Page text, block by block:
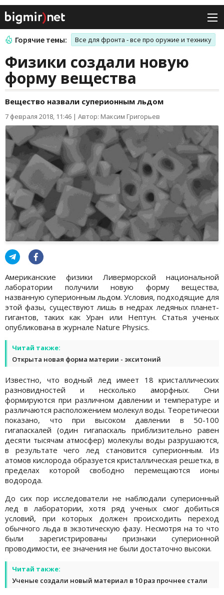
Горячие темы: Все для фронта - все про оружие и технику
Физики создали новую
форму вещества
Вещество назвали суперионным льдом
7 февраля 2018, 11:46 | Автор: Максим Григорьев
Американские физики Ливерморской национальной
лаборатории получили новую форму вещества,
названную суперионным льдом. Условия, подходящие для
этой фазы, существуют лишь в недрах ледяных планет-
гигантов, таких как Уран или Нептун. Статья ученых
опубликована в журнале Nature Physics.
Читай также:
Открыта новая форма материи - экситоний
Известно, что водный лед имеет 18 кристаллических
разновидностей и несколько аморфных. Они
формируются при различном давлении и температуре и
различаются расположением молекул воды. Теоретически
показано, что при высоком давлении в 50-100
гигапаскалей (один гигапаскаль приблизительно равен
десяти тысячам атмосфер) молекулы воды разрушаются,
в результате чего лед становится суперионным. Из
атомов кислорода образуется кристаллическая решетка, в
пределах которой свободно перемещаются ионы
водорода.
До сих пор исследователи не наблюдали суперионный
лед в лаборатории, хотя ряд ученых смог добиться
условий, при которых должен происходить переход
обычного льда в экзотическую фазу. Несмотря на то что
были зарегистрированы признаки суперионной
проводимости, ее значения не были достаточно высоки.
Читай также:
Ученые создали новый материал в 10 раз прочнее стали